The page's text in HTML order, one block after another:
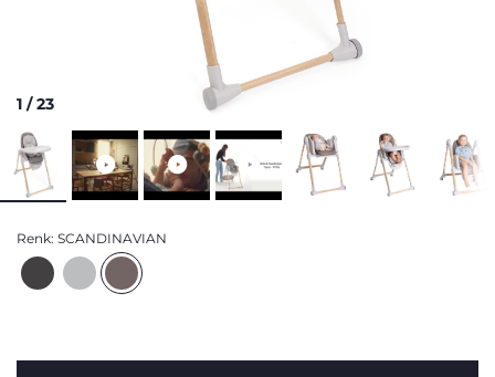
1 /23
Renk: SCANDINAVIAN